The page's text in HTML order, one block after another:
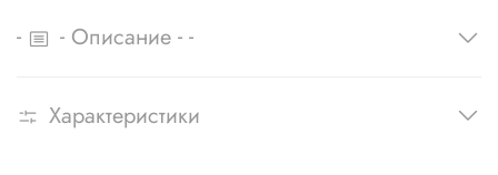
- - Описание - -
Характеристики